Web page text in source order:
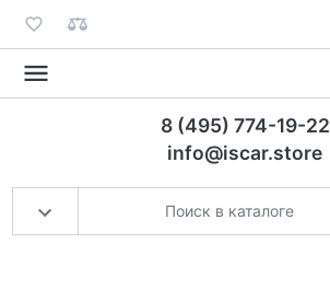
8 (495) 774-19-22
info@iscar.store